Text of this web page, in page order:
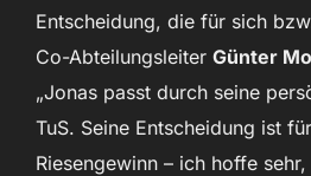
Entscheidung, die für sich
Co-Abteilungsleiter Günter
„Jonas passt durch seine
TuS. Seine Entscheidung ist
Riesengewinn – ich hoffe